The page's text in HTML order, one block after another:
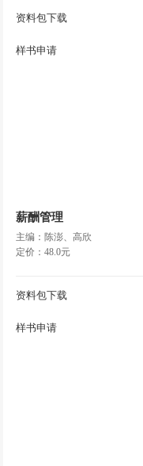
资料包下载
样书申请
薪酬管理
主编：陈澎、高欣
定价：48.0元
资料包下载
样书申请